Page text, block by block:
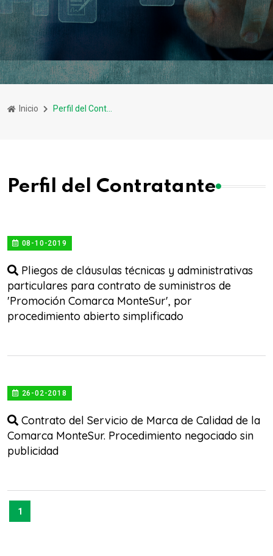
Inicio
Perfil del Contratante
08-10-2019
Pliegos de cláusulas técnicas y administrativas
particulares para contrato de suministros de
'Promoción Comarca MonteSur', por
procedimiento abierto simplificado
26-02-2018
Contrato del Servicio de Marca de Calidad de la
Comarca MonteSur. Procedimiento negociado sin
publicidad
1